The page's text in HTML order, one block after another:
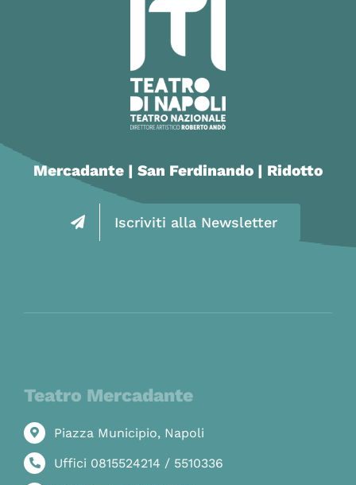
Mercadante | San Ferdinando | Ridotto
Iscriviti alla Newsletter
Teatro Mercadante
Piazza Municipio, Napoli
Uffici 0815524214 / 5510336